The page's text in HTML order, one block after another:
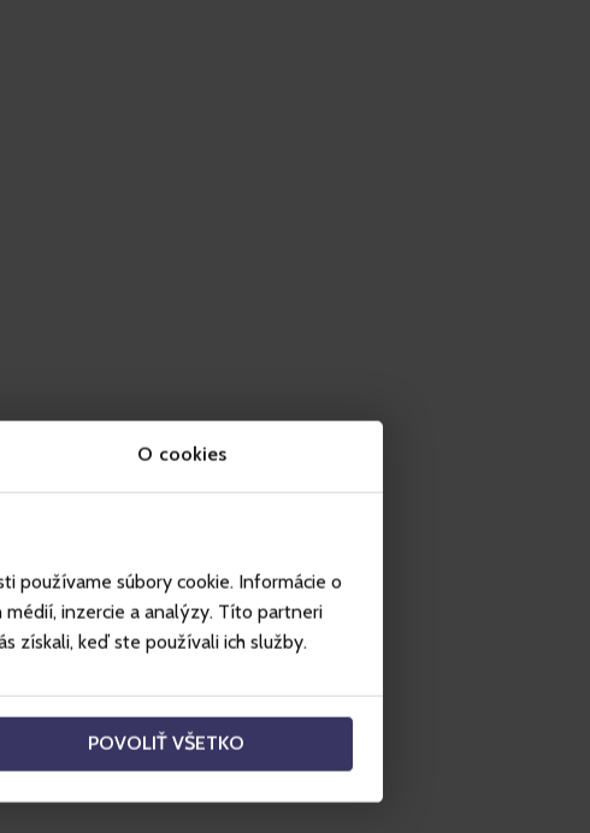
O cookies
používame súbory cookie. Informácie o
inzercie a analýzy. Títo partneri
získali, keď ste používali ich služby.
POVOLIŤ VŠETKO